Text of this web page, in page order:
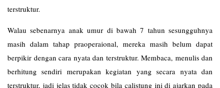
terstruktur.
Walau sebenarnya anak umur di bawah 7 tahun sesungguhnya
masih dalam tahap praoperaional, mereka masih belum dapat
berpikir dengan cara nyata dan terstruktur. Membaca, menulis dan
berhitung sendiri merupakan kegiatan yang secara nyata dan
terstruktur, jadi jelas tidak cocok bila calistung ini di ajarkan pada